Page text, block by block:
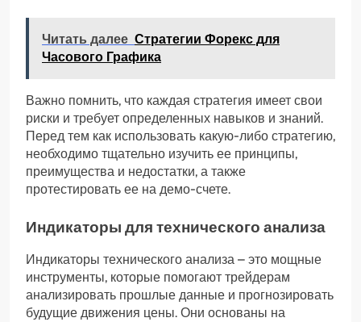
Читать далее Стратегии Форекс для
Часового Графика
Важно помнить, что каждая стратегия имеет свои
риски и требует определенных навыков и знаний.
Перед тем как использовать какую-либо стратегию,
необходимо тщательно изучить ее принципы,
преимущества и недостатки, а также
протестировать ее на демо-счете.
Индикаторы для технического анализа
Индикаторы технического анализа – это мощные
инструменты, которые помогают трейдерам
анализировать прошлые данные и прогнозировать
будущие движения цены. Они основаны на